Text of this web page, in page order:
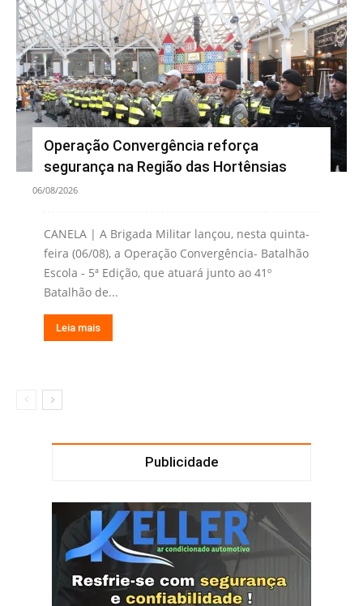
Operação Convergência reforça
segurança na Região das Hortênsias
06/08/2026
CANELA | A Brigada Militar lançou, nesta quinta-
feira (06/08), a Operação Convergência- Batalhão
Escola - 5ª Edição, que atuará junto ao 41º
Batalhão de...
Leia mais
Publicidade